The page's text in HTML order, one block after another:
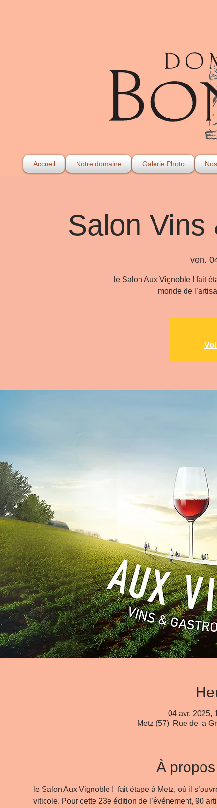
Accueil Notre domaine Galerie Photo
Salon Vins
ven.
le Salon Aux Vignoble ! fait
monde de
04 avr. 2025,
Metz (57), Rue de la
À
le Salon Aux Vignoble !  fait étape à Metz, où il
viticole. Pour cette 23e édition de l’événement, 90